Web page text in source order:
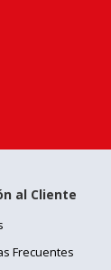
al Cliente
Frecuentes